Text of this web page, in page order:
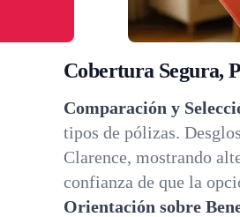
Cobertura Segura,
Comparación y
tipos de pólizas.
Clarence, mostrando
confianza de que la
Orientación sobre